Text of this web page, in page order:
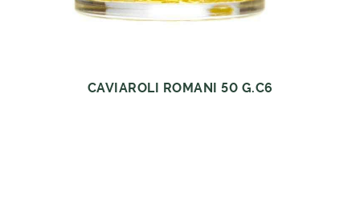
CAVIAROLI ROMANI 50 G.C6